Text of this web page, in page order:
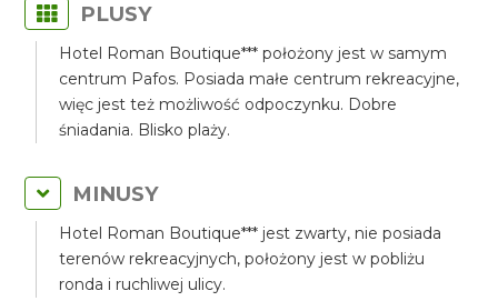
PLUSY
Hotel Roman Boutique*** położony jest w samym
centrum Pafos. Posiada małe centrum rekreacyjne,
więc jest też możliwość odpoczynku. Dobre
śniadania. Blisko plaży.
MINUSY
Hotel Roman Boutique*** jest zwarty, nie posiada
terenów rekreacyjnych, położony jest w pobliżu
ronda i ruchliwej ulicy.